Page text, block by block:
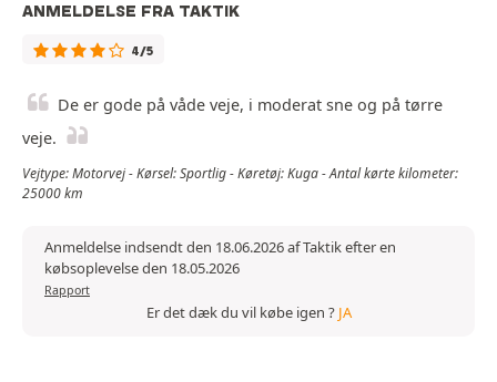
ANMELDELSE FRA TAKTIK
4/5
De er gode på våde veje, i moderat sne og på tørre
veje.
Vejtype: Motorvej - Kørsel: Sportlig - Køretøj: Kuga - Antal kørte kilometer:
25000 km
Anmeldelse indsendt den 18.06.2026 af Taktik efter en
købsoplevelse den 18.05.2026
Rapport
Er det dæk du vil købe igen ? JA